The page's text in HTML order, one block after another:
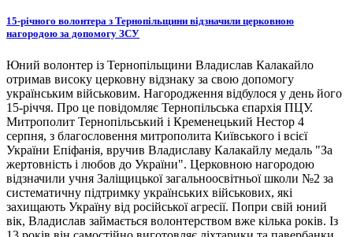
15-річного волонтера з Тернопільщини відзначили церковною
нагородою за допомогу ЗСУ
Юний волонтер із Тернопільщини Владислав Калакайло
отримав високу церковну відзнаку за свою допомогу
українським військовим. Нагородження відбулося у день його
15-річчя. Про це повідомляє Тернопільська єпархія ПЦУ.
Митрополит Тернопільський і Кременецький Нестор 4
серпня, з благословення митрополита Київського і всієї
України Епіфанія, вручив Владиславу Калакайлу медаль "За
жертовність і любов до України". Церковною нагородою
відзначили учня Заліщицької загальноосвітньої школи №2 за
систематичну підтримку українських військових, які
захищають Україну від російської агресії. Попри свій юний
вік, Владислав займається волонтерством вже кілька років. Із